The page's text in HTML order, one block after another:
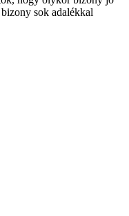
sok adalékkal